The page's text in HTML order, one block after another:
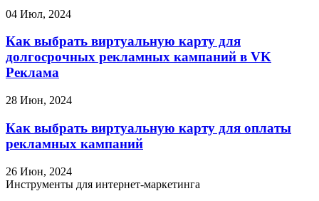
04 Июл, 2024
Как выбрать виртуальную карту для
долгосрочных рекламных кампаний в VK
Реклама
28 Июн, 2024
Как выбрать виртуальную карту для оплаты
рекламных кампаний
26 Июн, 2024
Инструменты для интернет-маркетинга